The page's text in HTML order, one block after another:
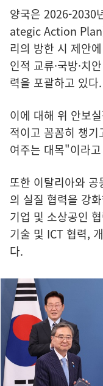
양국은 2026-2030
ategic Action
리의 방한 시 제안에
인적 교류·국방·치
력을 포괄하고 있다.
이에 대해 위 안보
적이고 꼼꼼히 챙
여주는 대목"이라
또한 이탈리아와
의 실질 협력을 강
기업 및 소상공인
기술 및 ICT 협력,
다.